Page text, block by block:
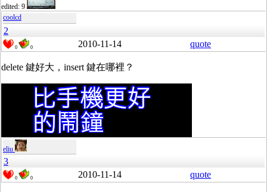
edited: 9
coolcd
2
0 0 2010-11-14 quote
delete 鍵好大，insert 鍵在哪裡？
eliu
3
0 0 2010-11-14 quote